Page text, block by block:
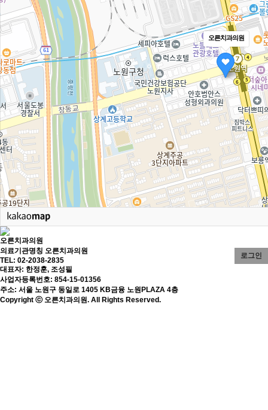
오른치과의원
로그인
오른치과의원
의료기관명칭 오른치과의원
TEL: 02-2038-2835
대표자: 한정훈, 조성필
사업자등록번호: 854-15-01356
주소: 서울 노원구 동일로 1405 KB금융 노원PLAZA 4층
Copyright ⓒ 오른치과의원. All Rights Reserved.